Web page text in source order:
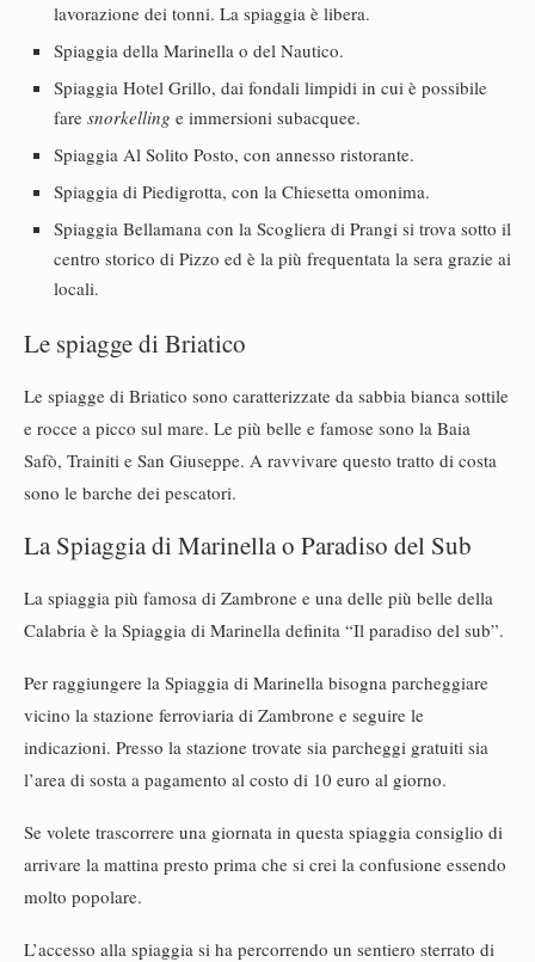
lavorazione dei tonni. La spiaggia è libera.
Spiaggia della Marinella o del Nautico.
Spiaggia Hotel Grillo, dai fondali limpidi in cui è possibile
fare snorkelling e immersioni subacquee.
Spiaggia Al Solito Posto, con annesso ristorante.
Spiaggia di Piedigrotta, con la Chiesetta omonima.
Spiaggia Bellamana con la Scogliera di Prangi si trova sotto il
centro storico di Pizzo ed è la più frequentata la sera grazie ai
locali.
Le spiagge di Briatico
Le spiagge di Briatico sono caratterizzate da sabbia bianca sottile
e rocce a picco sul mare. Le più belle e famose sono la Baia
Safò, Trainiti e San Giuseppe. A ravvivare questo tratto di costa
sono le barche dei pescatori.
La Spiaggia di Marinella o Paradiso del Sub
La spiaggia più famosa di Zambrone e una delle più belle della
Calabria è la Spiaggia di Marinella definita “Il paradiso del sub”.
Per raggiungere la Spiaggia di Marinella bisogna parcheggiare
vicino la stazione ferroviaria di Zambrone e seguire le
indicazioni. Presso la stazione trovate sia parcheggi gratuiti sia
l’area di sosta a pagamento al costo di 10 euro al giorno.
Se volete trascorrere una giornata in questa spiaggia consiglio di
arrivare la mattina presto prima che si crei la confusione essendo
molto popolare.
L’accesso alla spiaggia si ha percorrendo un sentiero sterrato di